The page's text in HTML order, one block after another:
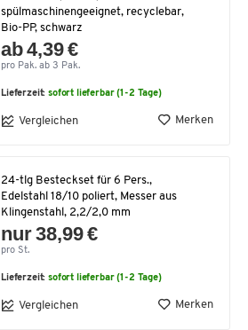
spülmaschinengeeignet, recyclebar,
Bio-PP, schwarz
ab 4,39 €
pro Pak. ab 3 Pak.
Lieferzeit:sofort lieferbar (1-2 Tage)
Vergleichen Merken
24-tlg Besteckset für 6 Pers.,
Edelstahl 18/10 poliert, Messer aus
Klingenstahl, 2,2/2,0 mm
nur 38,99 €
pro St.
Lieferzeit:sofort lieferbar (1-2 Tage)
Vergleichen Merken